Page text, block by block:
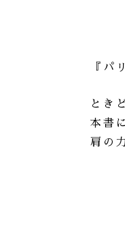
『パ
とき
本書
肩の